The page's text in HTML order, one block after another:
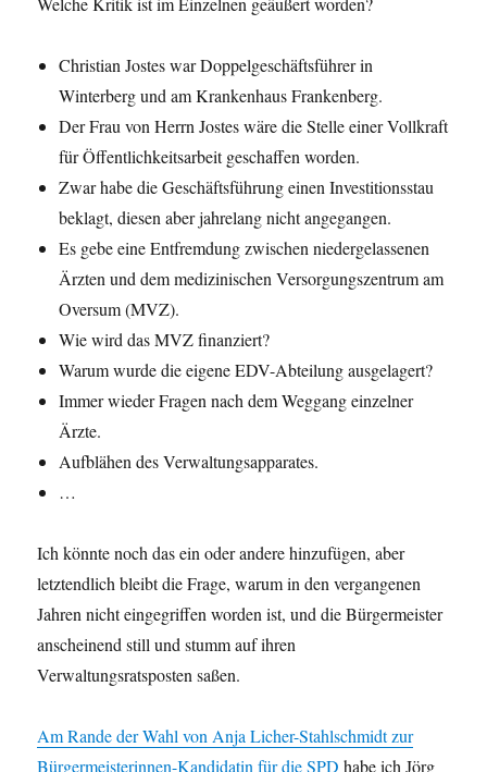
Christian Jostes war Doppelgeschäftsführer in
Winterberg und am Krankenhaus Frankenberg.
Der Frau von Herrn Jostes wäre die Stelle einer Vollkraft
für Öffentlichkeitsarbeit geschaffen worden.
Zwar habe die Geschäftsführung einen Investitionsstau
beklagt, diesen aber jahrelang nicht angegangen.
Es gebe eine Entfremdung zwischen niedergelassenen
Ärzten und dem medizinischen Versorgungszentrum am
Oversum (MVZ).
Wie wird das MVZ finanziert?
Warum wurde die eigene EDV-Abteilung ausgelagert?
Immer wieder Fragen nach dem Weggang einzelner
Ärzte.
Aufblähen des Verwaltungsapparates.
…
Ich könnte noch das ein oder andere hinzufügen, aber
letztendlich bleibt die Frage, warum in den vergangenen
Jahren nicht eingegriffen worden ist, und die Bürgermeister
anscheinend still und stumm auf ihren
Verwaltungsratsposten saßen.
Am Rande der Wahl von Anja Licher-Stahlschmidt zur
Bürgermeisterinnen-Kandidatin für die SPD habe ich Jörg